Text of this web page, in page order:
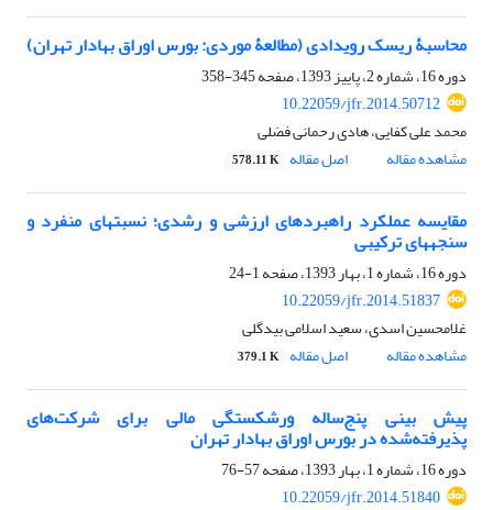
محاسبۀ ریسک رویدادی (مطالعۀ موردی: بورس اوراق بهادار تهران)
دوره 16، شماره 2، پاییز 1393، صفحه
345-358
10.22059/jfr.2014.50712
محمد علی کفایی، هادی رحمانی فضلی
مشاهده مقاله
اصل مقاله 578.11 K
مقایسه عملکرد راهبردهای ارزشی و رشدی؛ نسبت‏های منفرد و
سنجه‎های ترکیبی
دوره 16، شماره 1، بهار 1393، صفحه
1-24
10.22059/jfr.2014.51837
غلامحسین اسدی، سعید اسلامی بیدگلی
مشاهده مقاله
اصل مقاله 379.1 K
پیش ‏بینی پنج‌ساله ورشکستگی مالی برای شرکت‌های
پذیرفته‌شده در بورس اوراق بهادار تهران
دوره 16، شماره 1، بهار 1393، صفحه
57-76
10.22059/jfr.2014.51840